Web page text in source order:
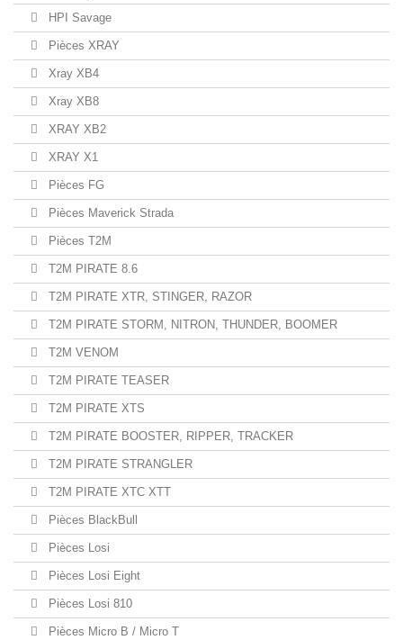
HPI Savage
Pièces XRAY
Xray XB4
Xray XB8
XRAY XB2
XRAY X1
Pièces FG
Pièces Maverick Strada
Pièces T2M
T2M PIRATE 8.6
T2M PIRATE XTR, STINGER, RAZOR
T2M PIRATE STORM, NITRON, THUNDER, BOOMER
T2M VENOM
T2M PIRATE TEASER
T2M PIRATE XTS
T2M PIRATE BOOSTER, RIPPER, TRACKER
T2M PIRATE STRANGLER
T2M PIRATE XTC XTT
Pièces BlackBull
Pièces Losi
Pièces Losi Eight
Pièces Losi 810
Pièces Micro B / Micro T